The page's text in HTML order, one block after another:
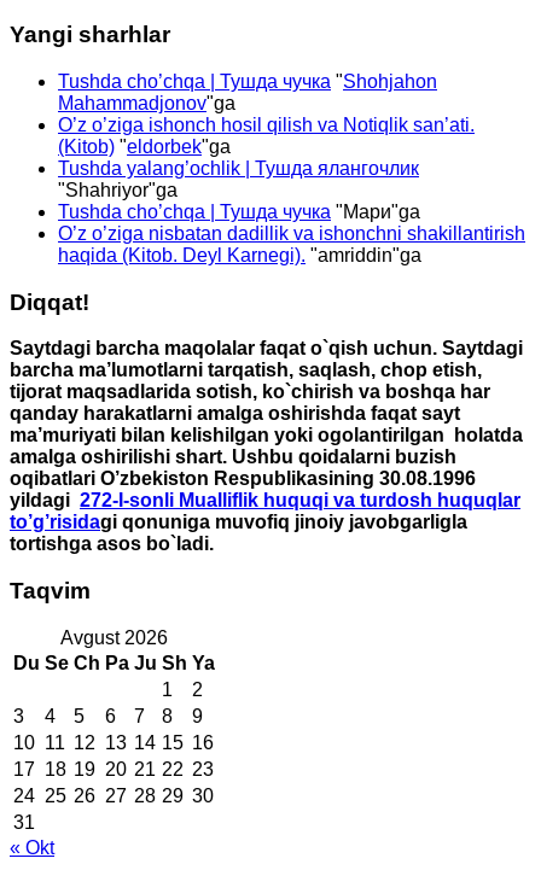
Yangi sharhlar
Tushda cho’chqa | Тушда чучка "Shohjahon
Mahammadjonov"ga
O’z o’ziga ishonch hosil qilish va Notiqlik san’ati.
(Kitob) "eldorbek"ga
Tushda yalang’ochlik | Тушда ялангочлик
"Shahriyor"ga
Tushda cho’chqa | Тушда чучка "Мари"ga
O’z o’ziga nisbatan dadillik va ishonchni shakillantirish
haqida (Kitob. Deyl Karnegi). "amriddin"ga
Diqqat!
Saytdagi barcha maqolalar faqat o`qish uchun. Saytdagi
barcha ma’lumotlarni tarqatish, saqlash, chop etish,
tijorat maqsadlarida sotish, ko`chirish va boshqa har
qanday harakatlarni amalga oshirishda faqat sayt
ma’muriyati bilan kelishilgan yoki ogolantirilgan holatda
amalga oshirilishi shart. Ushbu qoidalarni buzish
oqibatlari O’zbekiston Respublikasining 30.08.1996
yildagi 272-I-sonli Mualliflik huquqi va turdosh huquqlar
to’g’risidagi qonuniga muvofiq jinoiy javobgarligla
tortishga asos bo`ladi.
Taqvim
Avgust 2026
Du Se Ch Pa Ju Sh Ya
1
2
3
4 5 6 7 8
9
10 11 12 13 14 15 16
17 18 19 20 21 22 23
24 25 26 27 28 29 30
31
« Okt